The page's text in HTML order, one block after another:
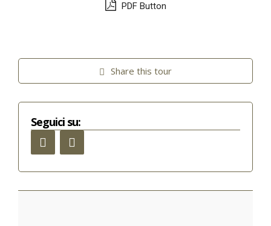
PDF Button
Share this tour
Seguici su: